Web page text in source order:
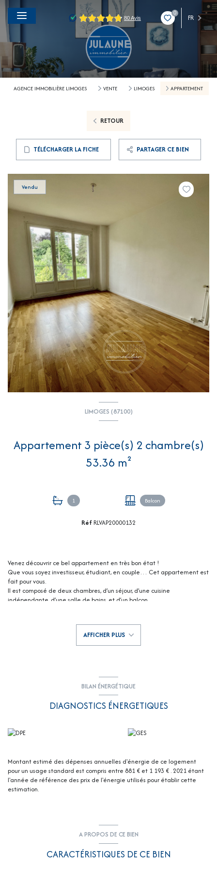
0
FR
AGENCE IMMOBILIÈRE LIMOGES VENTE LIMOGES APPARTEMENT
RETOUR
TÉLÉCHARGER LA FICHE PARTAGER CE BIEN
Vendu
LIMOGES (87100)
Appartement 3 pièce(s) 2 chambre(s)
53.36 m²
1 Balcon
RéfRLVAP20000132
Venez découvrir ce bel appartement en très bon état !
Que vous soyez investisseur, étudiant, en couple… Cet appartement est
fait pour vous.
Il est composé de deux chambres, d’un séjour, d’une cuisine
indépendante, d’une salle de bains, et d’un balcon.
À deux pas de la faculté de médecine, de la faculté de lettres ou de
Ne manquez pas cette opportunité ! Contactez-nous dès aujourd'hui
Géorisques
AFFICHER PLUS
BILAN ÉNERGÉTIQUE
DIAGNOSTICS ÉNERGETIQUES
Montant estimé des dépenses annuelles d'énergie de ce logement
pour un usage standard est compris entre 881 € et 1 193 € . 2021 étant
l'année de référence des prix de l'énergie utilisés pour établir cette
estimation.
A PROPOS DE CE BIEN
CARACTÉRISTIQUES DE CE BIEN